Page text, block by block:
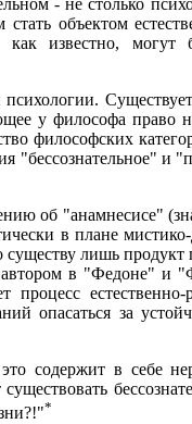
- не столько
объектом
известно, могут
у философа право
философских
"бессознательное" и
об "анамнесисе"
в плане
существу лишь
в "Федоне" и
естественно-
опасаться за
содержит в себе
*